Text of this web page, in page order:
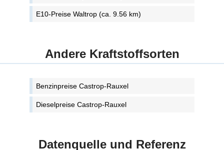
E10-Preise Waltrop (ca. 9.56 km)
Andere Kraftstoffsorten
Benzinpreise Castrop-Rauxel
Dieselpreise Castrop-Rauxel
Datenquelle und Referenz